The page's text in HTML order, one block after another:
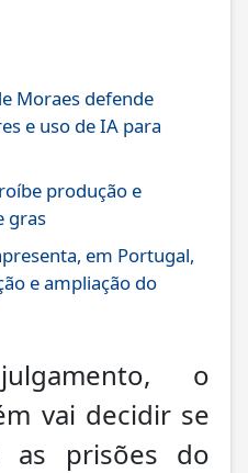
Moraes defende
e uso de IA para
produção e
gras
em Portugal,
e ampliação do
o
vai decidir se
as prisões do